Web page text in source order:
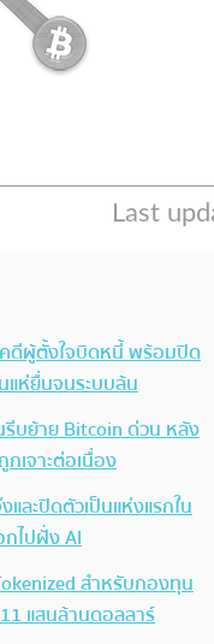
ดีผู้ตั้งใจบิดหนี้ พร้อมปิด
แห่ยื่นจนระบบล้น
รีบย้าย Bitcoin ด่วน หลัง
เจาะต่อเนื่อง
และปิดตัวเป็นแห่งแรกใน
ไปฝั่ง AI
สำหรับกองทุน
แสนล้านดอลลาร์